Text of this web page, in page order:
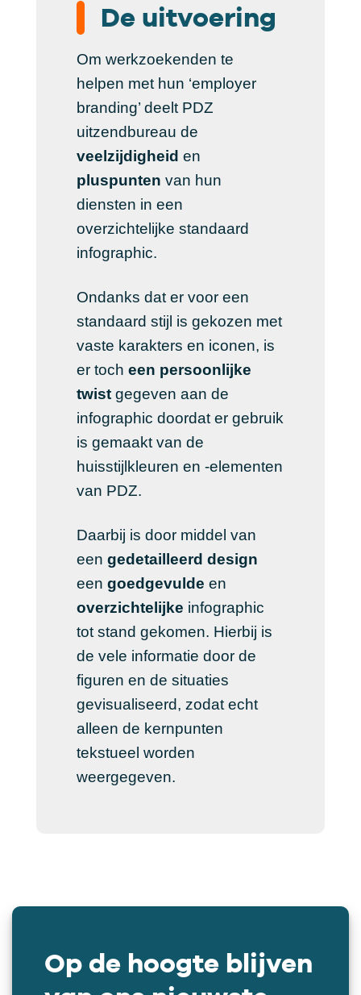
De uitvoering
Om werkzoekenden te
helpen met hun ‘employer
branding’ deelt PDZ
uitzendbureau de
veelzijdigheid en
pluspunten van hun
diensten in een
overzichtelijke standaard
infographic.
Ondanks dat er voor een
standaard stijl is gekozen met
vaste karakters en iconen, is
er toch een persoonlijke
twist gegeven aan de
infographic doordat er gebruik
is gemaakt van de
huisstijlkleuren en -elementen
van PDZ.
Daarbij is door middel van
een gedetailleerd design
een goedgevulde en
overzichtelijke infographic
tot stand gekomen. Hierbij is
de vele informatie door de
figuren en de situaties
gevisualiseerd, zodat echt
alleen de kernpunten
tekstueel worden
weergegeven.
Op de hoogte blijven